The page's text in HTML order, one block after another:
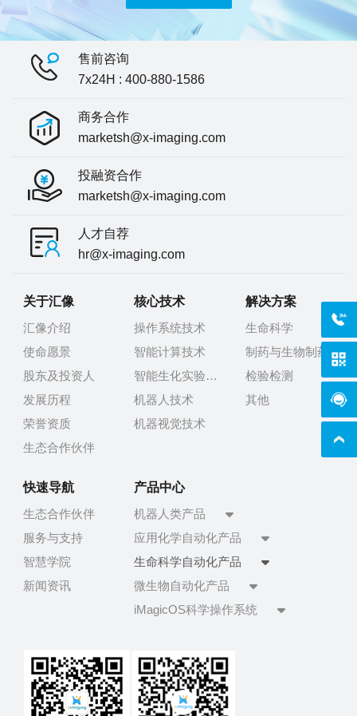
售前咨询
7x24H : 400-880-1586
商务合作
marketsh@x-imaging.com
投融资合作
marketsh@x-imaging.com
人才自荐
hr@x-imaging.com
关于汇像
汇像介绍
使命愿景
股东及投资人
发展历程
荣誉资质
生态合作伙伴
核心技术
操作系统技术
智能计算技术
智能生化实验技术
机器人技术
机器视觉技术
解决方案
生命科学
制药与生物制药
检验检测
其他
快速导航
生态合作伙伴
服务与支持
智慧学院
新闻资讯
产品中心
机器人类产品
应用化学自动化产品
生命科学自动化产品
微生物自动化产品
iMagicOS科学操作系统
在